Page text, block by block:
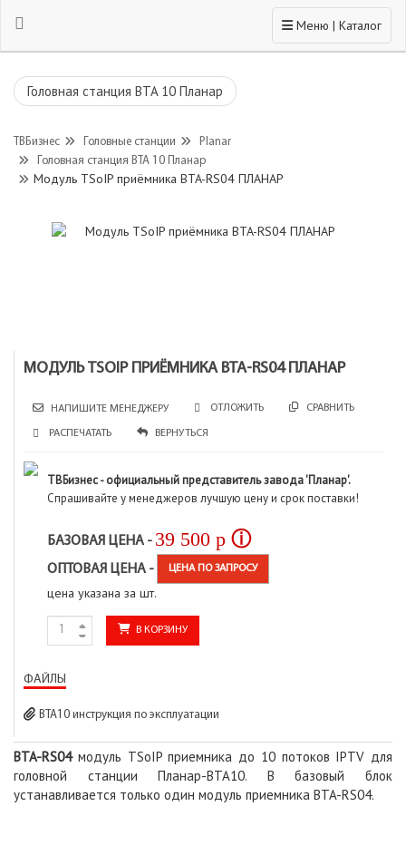
Toggle navigation
Меню | Каталог
Головная станция BTA 10 Планар
ТВБизнес Головные станции
Planar
Головная станция BTA 10 Планар
Модуль TSoIP приёмника BTA-RS04 ПЛАНАР
МОДУЛЬ TSOIP ПРИЁМНИКА BTA-RS04 ПЛАНАР
НАПИШИТЕ МЕНЕДЖЕРУ ОТЛОЖИТЬ СРАВНИТЬ
РАСПЕЧАТАТЬ ВЕРНУТЬСЯ
ТВБизнес - официальный представитель завода 'Планар'.
Спрашивайте у менеджеров лучшую цену и срок поставки!
БАЗОВАЯ ЦЕНА - 39 500 p ⓘ
ОПТОВАЯ ЦЕНА - ЦЕНА ПО ЗАПРОСУ
цена указана за шт.
В КОРЗИНУ
ФАЙЛЫ
ВТА10 инструкция по эксплуатации
BTA-RS04модуль TSoIP приемника до 10 потоков IPTV для
головной станции Планар-BTA10. В базовый блок
устанавливается только один модуль приемника BTA-RS04.